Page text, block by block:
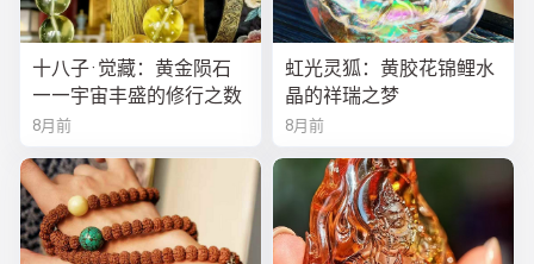
十八子·觉藏：黄金陨石
——宇宙丰盛的修行之数
8月前
虹光灵狐：黄胶花锦鲤水
晶的祥瑞之梦
8月前